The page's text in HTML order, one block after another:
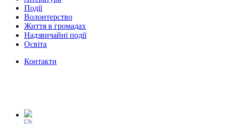
Події
Волонтерство
Життя в громадах
Надзвичайні події
Освіта
Контакти